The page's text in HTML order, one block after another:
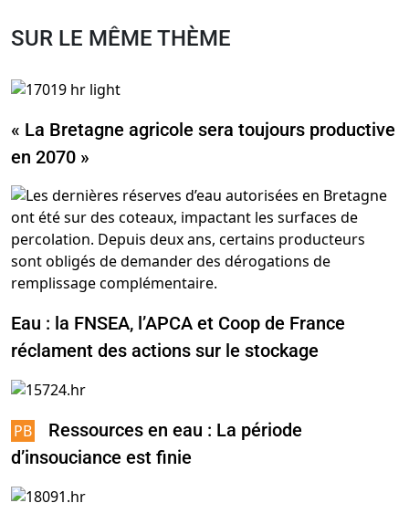
SUR LE MÊME THÈME
« La Bretagne agricole sera toujours productive
en 2070 »
Eau : la FNSEA, l’APCA et Coop de France
réclament des actions sur le stockage
Ressources en eau : La période
d’insouciance est finie